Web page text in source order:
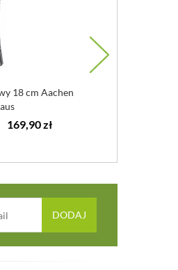
18 cm Aachen
169,90 zł
DODAJ